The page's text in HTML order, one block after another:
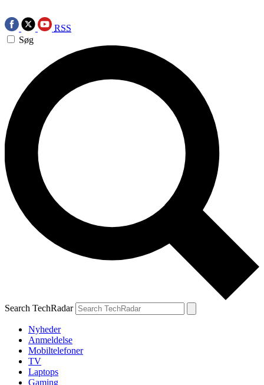
RSS
Søg
Search TechRadar
Nyheder
Anmeldelse
Mobiltelefoner
TV
Laptops
Gaming